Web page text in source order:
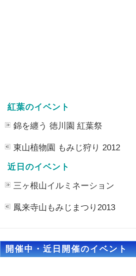
紅葉のイベント
錦を纏う 徳川園 紅葉祭
東山植物園 もみじ狩り 2012
近日のイベント
三ヶ根山イルミネーション
鳳来寺山もみじまつり2013
開催中・近日開催のイベント